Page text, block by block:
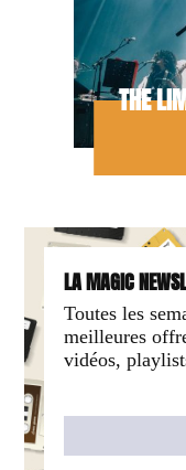
THE
LA MAGIC
Toutes les
meilleures
vidéos,